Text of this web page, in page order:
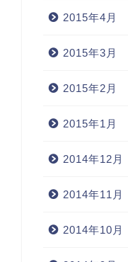
2015年4月
2015年3月
2015年2月
2015年1月
2014年12月
2014年11月
2014年10月